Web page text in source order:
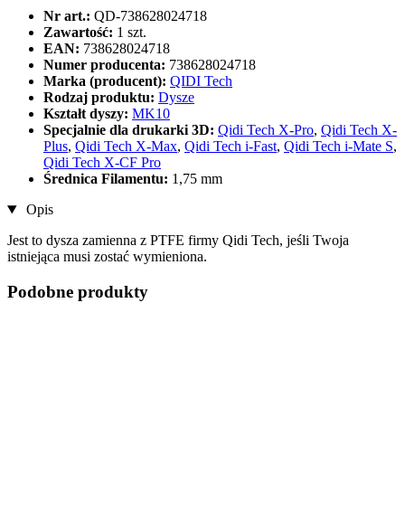
Nr art.: QD-738628024718
Zawartość: 1 szt.
EAN: 738628024718
Numer producenta: 738628024718
Marka (producent): QIDI Tech
Rodzaj produktu: Dysze
Kształt dyszy: MK10
Specjalnie dla drukarki 3D: Qidi Tech X-Pro, Qidi Tech X-
Plus, Qidi Tech X-Max, Qidi Tech i-Fast, Qidi Tech i-Mate S,
Qidi Tech X-CF Pro
Średnica Filamentu: 1,75 mm
Opis
Jest to dysza zamienna z PTFE firmy Qidi Tech, jeśli Twoja
istniejąca musi zostać wymieniona.
Podobne produkty